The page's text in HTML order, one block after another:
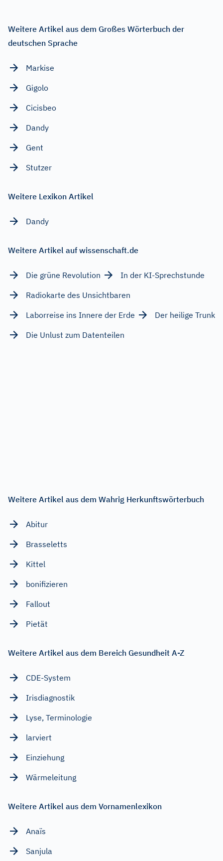
Weitere Artikel aus dem Großes Wörterbuch der
deutschen Sprache
Markise
Gigolo
Cicisbeo
Dandy
Gent
Stutzer
Weitere Lexikon Artikel
Dandy
Weitere Artikel auf wissenschaft.de
Die grüne Revolution
In der KI-Sprechstunde
Radiokarte des Unsichtbaren
Laborreise ins Innere der Erde
Der heilige Trunk
Die Unlust zum Datenteilen
Weitere Artikel aus dem Wahrig Herkunftswörterbuch
Abitur
Brasseletts
Kittel
bonifizieren
Fallout
Pietät
Weitere Artikel aus dem Bereich Gesundheit A-Z
CDE-System
Irisdiagnostik
Lyse, Terminologie
larviert
Einziehung
Wärmeleitung
Weitere Artikel aus dem Vornamenlexikon
Anaïs
Sanjula